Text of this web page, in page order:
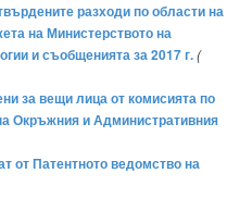
разходи по области на
на Министерството на
и съобщенията за 2017 г.(
за вещи лица от комисията по
Окръжния и Административния
от Патентното ведомство на